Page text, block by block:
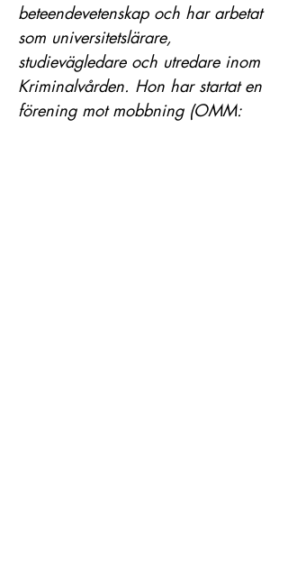
beteendevetenskap och har arbetat
som universitetslärare,
studievägledare och utredare inom
Kriminalvården. Hon har startat en
förening mot mobbning (OMM: